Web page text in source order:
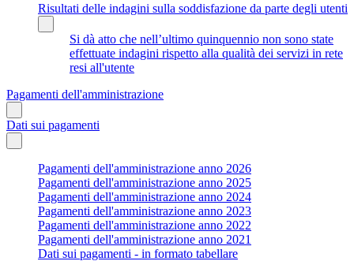
Risultati delle indagini sulla soddisfazione da parte degli utenti
Si dà atto che nell’ultimo quinquennio non sono state
effettuate indagini rispetto alla qualità dei servizi in rete
resi all'utente
Pagamenti dell'amministrazione
Dati sui pagamenti
Pagamenti dell'amministrazione anno 2026
Pagamenti dell'amministrazione anno 2025
Pagamenti dell'amministrazione anno 2024
Pagamenti dell'amministrazione anno 2023
Pagamenti dell'amministrazione anno 2022
Pagamenti dell'amministrazione anno 2021
Dati sui pagamenti - in formato tabellare